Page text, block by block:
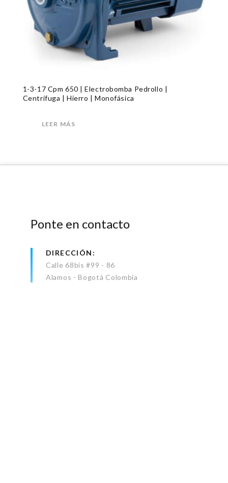
1-3-17 Cpm 650 | Electrobomba Pedrollo |
Centrífuga | Hierro | Monofásica
LEER MÁS
Ponte en contacto
DIRECCIÓN
Calle 68bis #99 - 86
Alamos - Bogotá Colombia